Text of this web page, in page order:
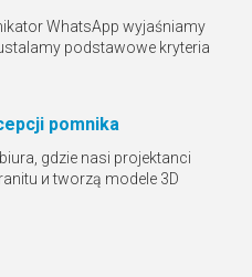
WhatsApp wyjaśniamy
podstawowe kryteria
pomnika
gdzie nasi projektanci
и tworzą modele 3D